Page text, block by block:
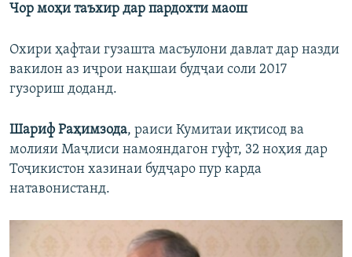
Чор моҳи таъхир дар пардохти маош
Охири ҳафтаи гузашта масъулони давлат дар назди
вакилон аз иҷрои нақшаи будҷаи соли 2017
гузориш доданд.
Шариф Раҳимзода, раиси Кумитаи иқтисод ва
молияи Маҷлиси намояндагон гуфт, 32 ноҳия дар
Тоҷикистон хазинаи будҷаро пур карда
натавонистанд.